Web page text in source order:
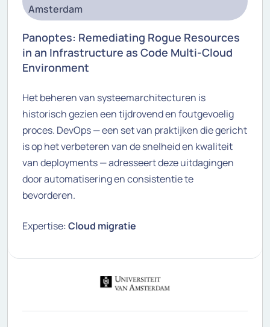
Amsterdam
Panoptes: Remediating Rogue Resources
in an Infrastructure as Code Multi-Cloud
Environment
Het beheren van systeemarchitecturen is
historisch gezien een tijdrovend en foutgevoelig
proces. DevOps — een set van praktijken die gericht
is op het verbeteren van de snelheid en kwaliteit
van deployments — adresseert deze uitdagingen
door automatisering en consistentie te
bevorderen.
Expertise:Cloud migratie